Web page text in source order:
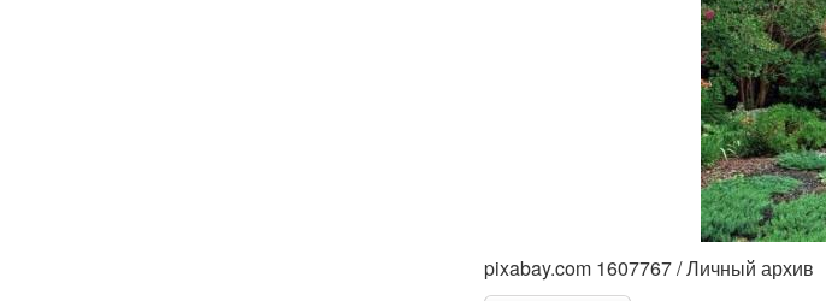
pixabay.com 1607767 / Личный архив